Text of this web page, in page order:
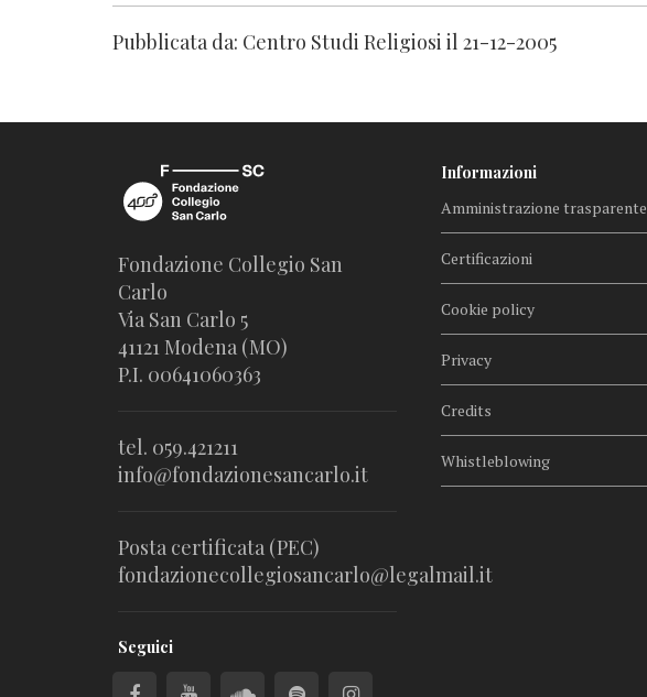
Pubblicata da: Centro Studi Religiosi il 21-12-2005
Fondazione Collegio San
Carlo
Via San Carlo 5
41121 Modena (MO)
P.I. 00641060363
tel. 059.421211
info@fondazionesancarlo.it
Posta certificata (PEC)
fondazionecollegiosancarlo@legalmail.it
Seguici
Informazioni
Amministrazione trasparente
Certificazioni
Cookie policy
Privacy
Credits
Whistleblowing